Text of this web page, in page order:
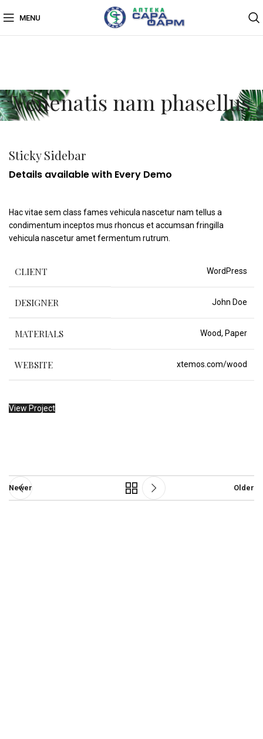
MENU
Venenatis nam phasellus
Sticky Sidebar
Details available with Every Demo
Hac vitae sem class fames vehicula nascetur nam tellus a
condimentum inceptos mus rhoncus et accumsan fringilla
vehicula nascetur amet fermentum rutrum.
CLIENT WordPress
DESIGNER John Doe
MATERIALS Wood, Paper
WEBSITE xtemos.com/wood
View Project
Newer Older